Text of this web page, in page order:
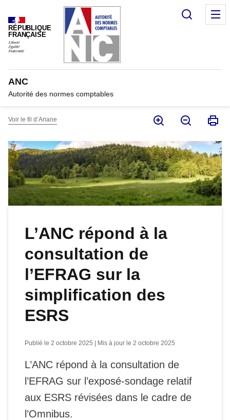
Panneau de gestion des cookies
RÉPUBLIQUE
FRANÇAISE
ANC
Autorité des normes comptables
Voir le fil d’Ariane
L’ANC répond à la
consultation de
l’EFRAG sur la
simplification des
ESRS
Publié le 2 octobre 2025 | Mis à jour le 2 octobre 2025
L’ANC répond à la consultation de
l’EFRAG sur l’exposé-sondage relatif
aux ESRS révisées dans le cadre de
l’Omnibus.